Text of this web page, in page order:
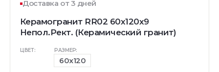
Доставка от 3 дней
Керамогранит RR02 60x120x9
Непол.Рект. (Керамический гранит)
ЦВЕТ: РАЗМЕР:
60x120